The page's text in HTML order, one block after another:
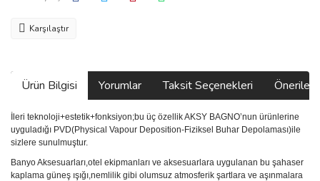
Karşılaştır
Ürün Bilgisi Yorumlar Taksit Seçenekleri
İleri teknoloji+estetik+fonksiyon;bu üç özellik AKSY BAGNO’nun ürünlerine
uyguladığı PVD(Physical Vapour Deposition-Fiziksel Buhar Depolaması)ile
sizlere sunulmuştur.
Banyo Aksesuarları,otel ekipmanları ve aksesuarlara uygulanan bu şahaser
kaplama güneş ışığı,nemlilik gibi olumsuz atmosferik şartlara ve aşınmalara